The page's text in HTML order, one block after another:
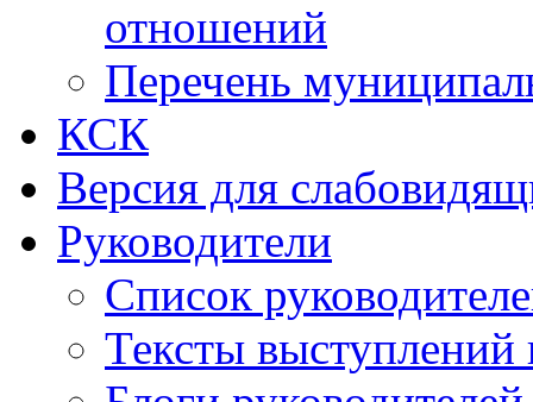
отношений
Перечень
КСК
Версия для
Руководители
Список
Тексты выступлений